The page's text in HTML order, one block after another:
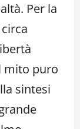
Per la
mito puro
sintesi